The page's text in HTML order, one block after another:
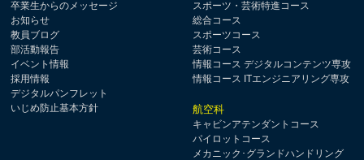
卒業生からのメッセージ
お知らせ
教員ブログ
部活動報告
イベント情報
採用情報
デジタルパンフレット
いじめ防止基本方針
スポーツ・芸術特進コース
総合コース
スポーツコース
芸術コース
情報コース デジタルコンテンツ専攻
情報コース ITエンジニアリング専攻
航空科
キャビンアテンダントコース
パイロットコース
メカニック･グランドハンドリング